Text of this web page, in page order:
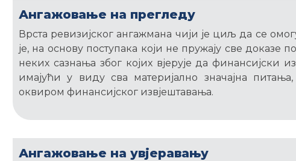
Ангажовање на прегледу
Врста ревизијског ангажмана чији је циљ да се
је, на основу поступака који не пружају све доказе
неких сазнања због којих вјерује да финансијски
имајући у виду сва материјално значајна
оквиром финансијског извјештавања.
Ангажовање на увјеравању